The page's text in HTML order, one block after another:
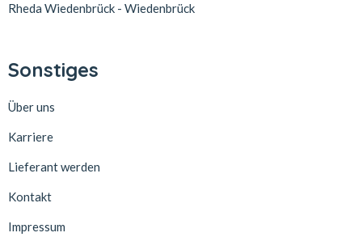
Rheda Wiedenbrück - Wiedenbrück
Sonstiges
Über uns
Karriere
Lieferant werden
Kontakt
Impressum